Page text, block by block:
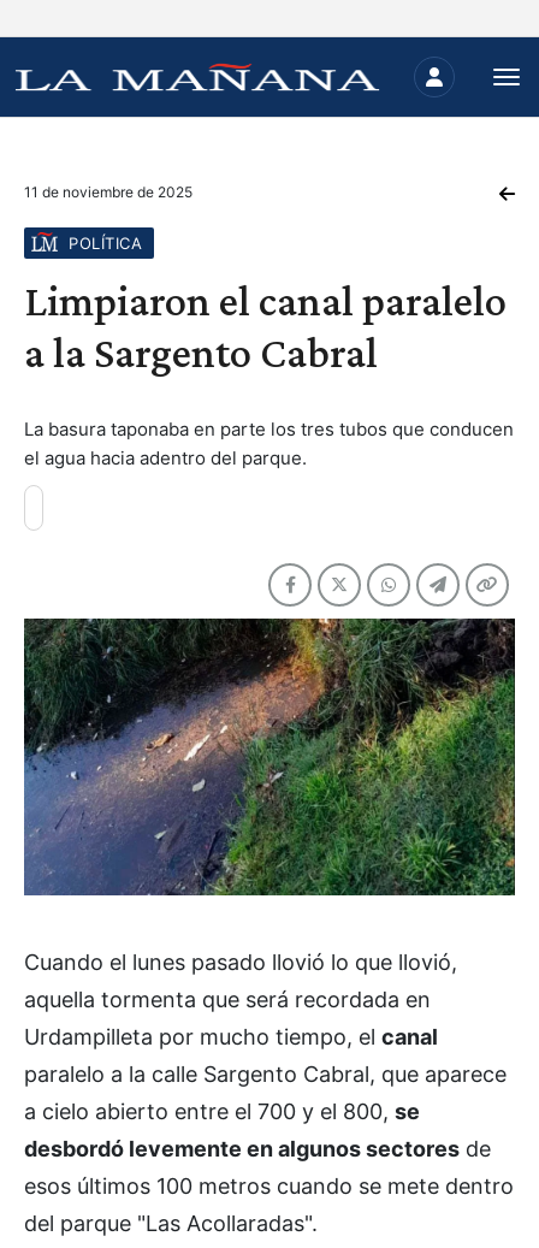
11 de noviembre de 2025
POLÍTICA
Limpiaron el canal paralelo
a la Sargento Cabral
La basura taponaba en parte los tres tubos que conducen
el agua hacia adentro del parque.
Cuando el lunes pasado llovió lo que llovió,
aquella tormenta que será recordada en
Urdampilleta por mucho tiempo, el canal
paralelo a la calle Sargento Cabral, que aparece
a cielo abierto entre el 700 y el 800, se
desbordó levemente en algunos sectores de
esos últimos 100 metros cuando se mete dentro
del parque "Las Acollaradas".